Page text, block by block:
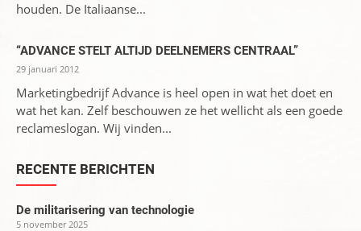
houden. De Italiaanse...
“ADVANCE STELT ALTIJD DEELNEMERS CENTRAAL”
29 januari 2012
Marketingbedrijf Advance is heel open in wat het doet en
wat het kan. Zelf beschouwen ze het wellicht als een goede
reclameslogan. Wij vinden...
RECENTE BERICHTEN
De militarisering van technologie
5 november 2025